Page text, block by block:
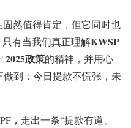
然值得肯定，但它同时也
有当我们真正理解KWSP
2025政策的精神，并用心
做到：今日提款不慌张，未
，走出一条“提款有道、